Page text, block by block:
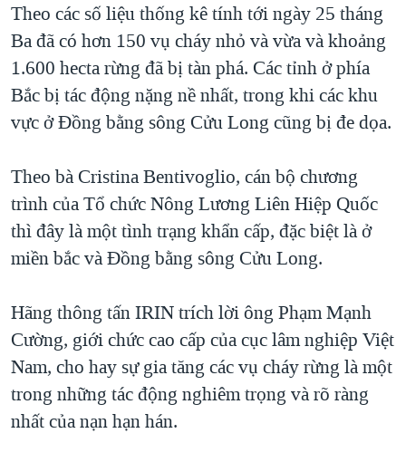
Theo các số liệu thống kê tính tới ngày 25 tháng
Ba đã có hơn 150 vụ cháy nhỏ và vừa và khoảng
1.600 hecta rừng đã bị tàn phá. Các tỉnh ở phía
Bắc bị tác động nặng nề nhất, trong khi các khu
vực ở Đồng bằng sông Cửu Long cũng bị đe dọa.
Theo bà Cristina Bentivoglio, cán bộ chương
trình của Tổ chức Nông Lương Liên Hiệp Quốc
thì đây là một tình trạng khẩn cấp, đặc biệt là ở
miền bắc và Đồng bằng sông Cửu Long.
Hãng thông tấn IRIN trích lời ông Phạm Mạnh
Cường, giới chức cao cấp của cục lâm nghiệp Việt
Nam, cho hay sự gia tăng các vụ cháy rừng là một
trong những tác động nghiêm trọng và rõ ràng
nhất của nạn hạn hán.